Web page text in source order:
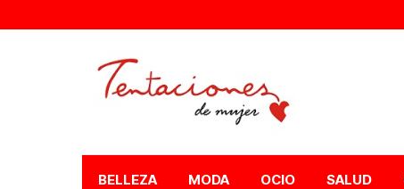
BELLEZA MODA OCIO SALUD